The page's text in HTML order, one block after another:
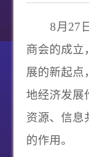
8月27日
商会的成立
展的新起点
地经济发展
资源、信息
的作用。